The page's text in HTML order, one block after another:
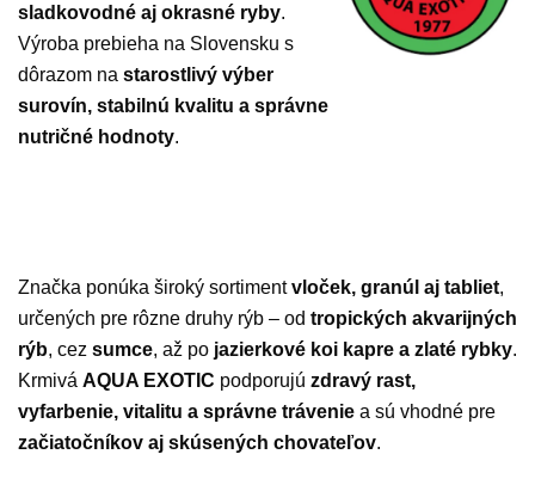
sladkovodné aj okrasné ryby.
Výroba prebieha na Slovensku s
dôrazom na starostlivý výber
surovín, stabilnú kvalitu a správne
nutričné hodnoty.
Značka ponúka široký sortimentvloček, granúl aj tabliet,
určených pre rôzne druhy rýb – od tropických akvarijných
rýb, cez sumce, až po jazierkové koi kapre a zlaté rybky.
Krmivá AQUA EXOTIC podporujú zdravý rast,
vyfarbenie, vitalitu a správne trávenie a sú vhodné pre
začiatočníkov aj skúsených chovateľov.